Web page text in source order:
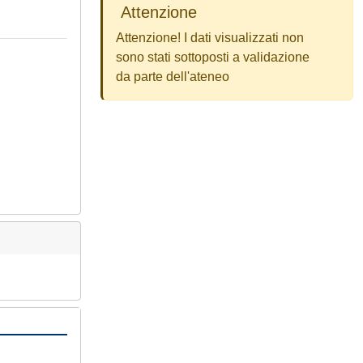
Attenzione
Attenzione! I dati visualizzati non
sono stati sottoposti a validazione
da parte dell'ateneo